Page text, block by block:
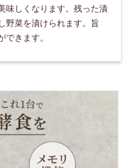
味しくなります。残った漬
野菜を漬けられます。旨
きます。